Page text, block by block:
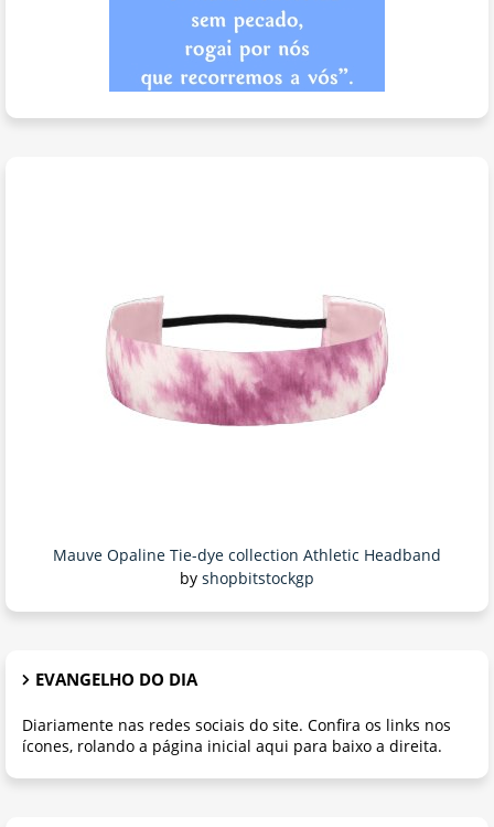
Mauve Opaline Tie-dye collection Athletic Headband
by shopbitstockgp
EVANGELHO DO DIA
Diariamente nas redes sociais do site. Confira os links nos
ícones, rolando a página inicial aqui para baixo a direita.